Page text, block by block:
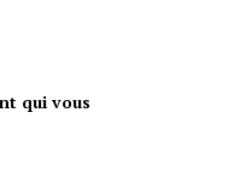
qui vous